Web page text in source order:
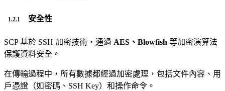
安全性
SCP 基於 SSH 加密技術，通過 AES、Blowfish 等加密演算法
保護資料安全。
在傳輸過程中，所有數據都經過加密處理，包括文件內容、用
戶憑證（如密碼、SSH Key）和操作命令。